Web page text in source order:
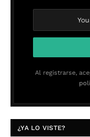
Al registrarse,
¿YA LO VISTE?